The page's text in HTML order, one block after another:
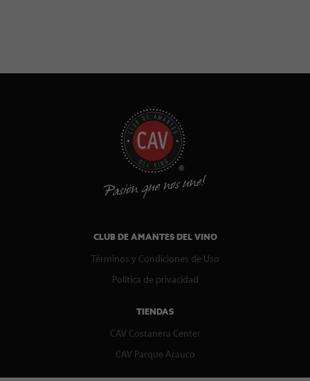
CLUB DE AMANTES DEL VINO
Términos y Condiciones de Uso
Política de privacidad
TIENDAS
CAV Costanera Center
CAV Parque Arauco